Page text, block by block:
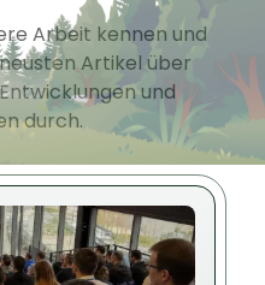
Arbeit kennen und
Artikel über
und
durch.